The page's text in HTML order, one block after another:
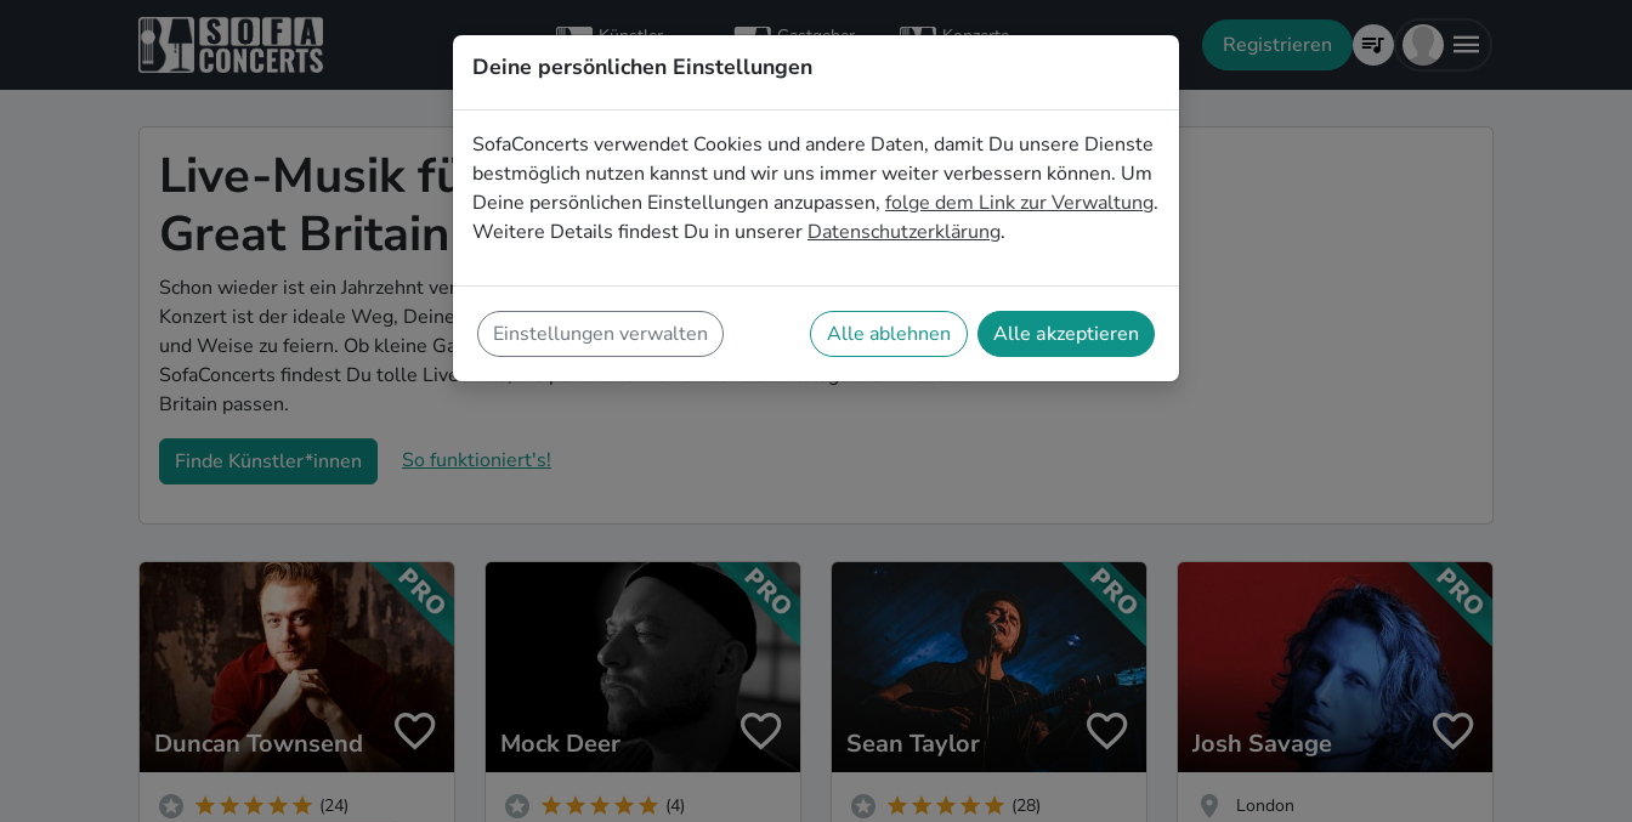
Künstler
entdecken
Gastgeber Konzerte Registrieren
Live-Musik für den 50. Geburtstag in
Great Britain
Schon wieder ist ein Jahrzehnt vergangen und Dein nächster runder Geburtstag steht an? Ein
Konzert ist der ideale Weg, Deinen 50. Geburtstag in Great Britain auf eine ganz besondere Art
und Weise zu feiern. Ob kleine Gartenparty oder Feier mit der ganzen Nachbarschaft: Auf
SofaConcerts findest Du tolle Live-Acts, die perfekt zu Deiner 50. Geburtstagsfeier in Great
Britain passen.
Finde Künstler*innen So funktioniert's!
Duncan Townsend
(24)
Mock Deer
(4)
Sean Taylor
(28)
Josh Savage
London
Deine persönlichen Einstellungen
SofaConcerts verwendet Cookies und andere Daten, damit Du unsere Dienste
bestmöglich nutzen kannst und wir uns immer weiter verbessern können. Um
Deine persönlichen Einstellungen anzupassen, folge dem Link zur Verwaltung.
Weitere Details findest Du in unserer Datenschutzerklärung.
Einstellungen verwalten Alle ablehnen Alle akzeptieren